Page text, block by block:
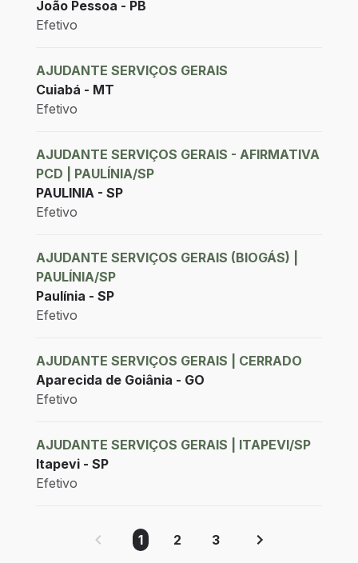
João Pessoa - PB
Efetivo
AJUDANTE SERVIÇOS GERAIS
Cuiabá - MT
Efetivo
AJUDANTE SERVIÇOS GERAIS - AFIRMATIVA
PCD | PAULÍNIA/SP
PAULINIA - SP
Efetivo
AJUDANTE SERVIÇOS GERAIS (BIOGÁS) |
PAULÍNIA/SP
Paulínia - SP
Efetivo
AJUDANTE SERVIÇOS GERAIS | CERRADO
Aparecida de Goiânia - GO
Efetivo
AJUDANTE SERVIÇOS GERAIS | ITAPEVI/SP
Itapevi - SP
Efetivo
1 2 3